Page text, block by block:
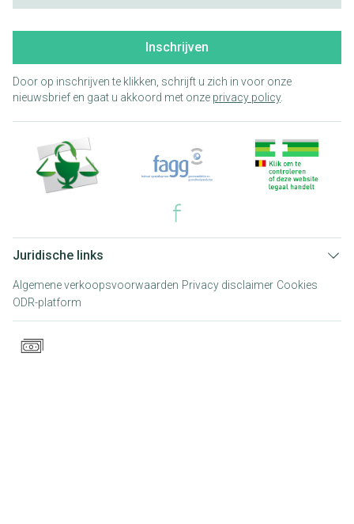
Inschrijven
Door op inschrijven te klikken, schrijft u zich in voor onze
nieuwsbrief en gaat u akkoord met onze privacy policy.
Juridische links
Algemene verkoopsvoorwaarden Privacy disclaimer Cookies
ODR-platform